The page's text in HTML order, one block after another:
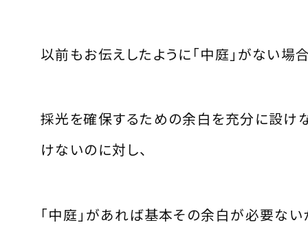
以前もお伝えしたように「中庭」がない場
採光を確保するための余白を充分に設け
けないのに対し、
「中庭」があれば基本その余白が必要ない